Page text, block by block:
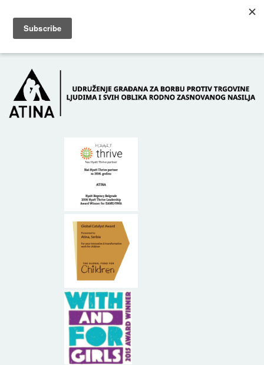
POČETNA O NAMA